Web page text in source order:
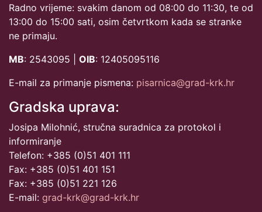
Radno vrijeme: svakim danom od 08:00 do 11:30, te od
13:00 do 15:00 sati, osim četvrtkom kada se stranke
ne primaju.
MB: 2543095 | OIB: 12405095116
E-mail za primanje pismena: pisarnica@grad-krk.hr
Gradska uprava:
Josipa Milohnić, stručna suradnica za protokol i
informiranje
Telefon: +385 (0)51 401 111
Fax: +385 (0)51 401 151
Fax: +385 (0)51 221 126
E-mail: grad-krk@grad-krk.hr